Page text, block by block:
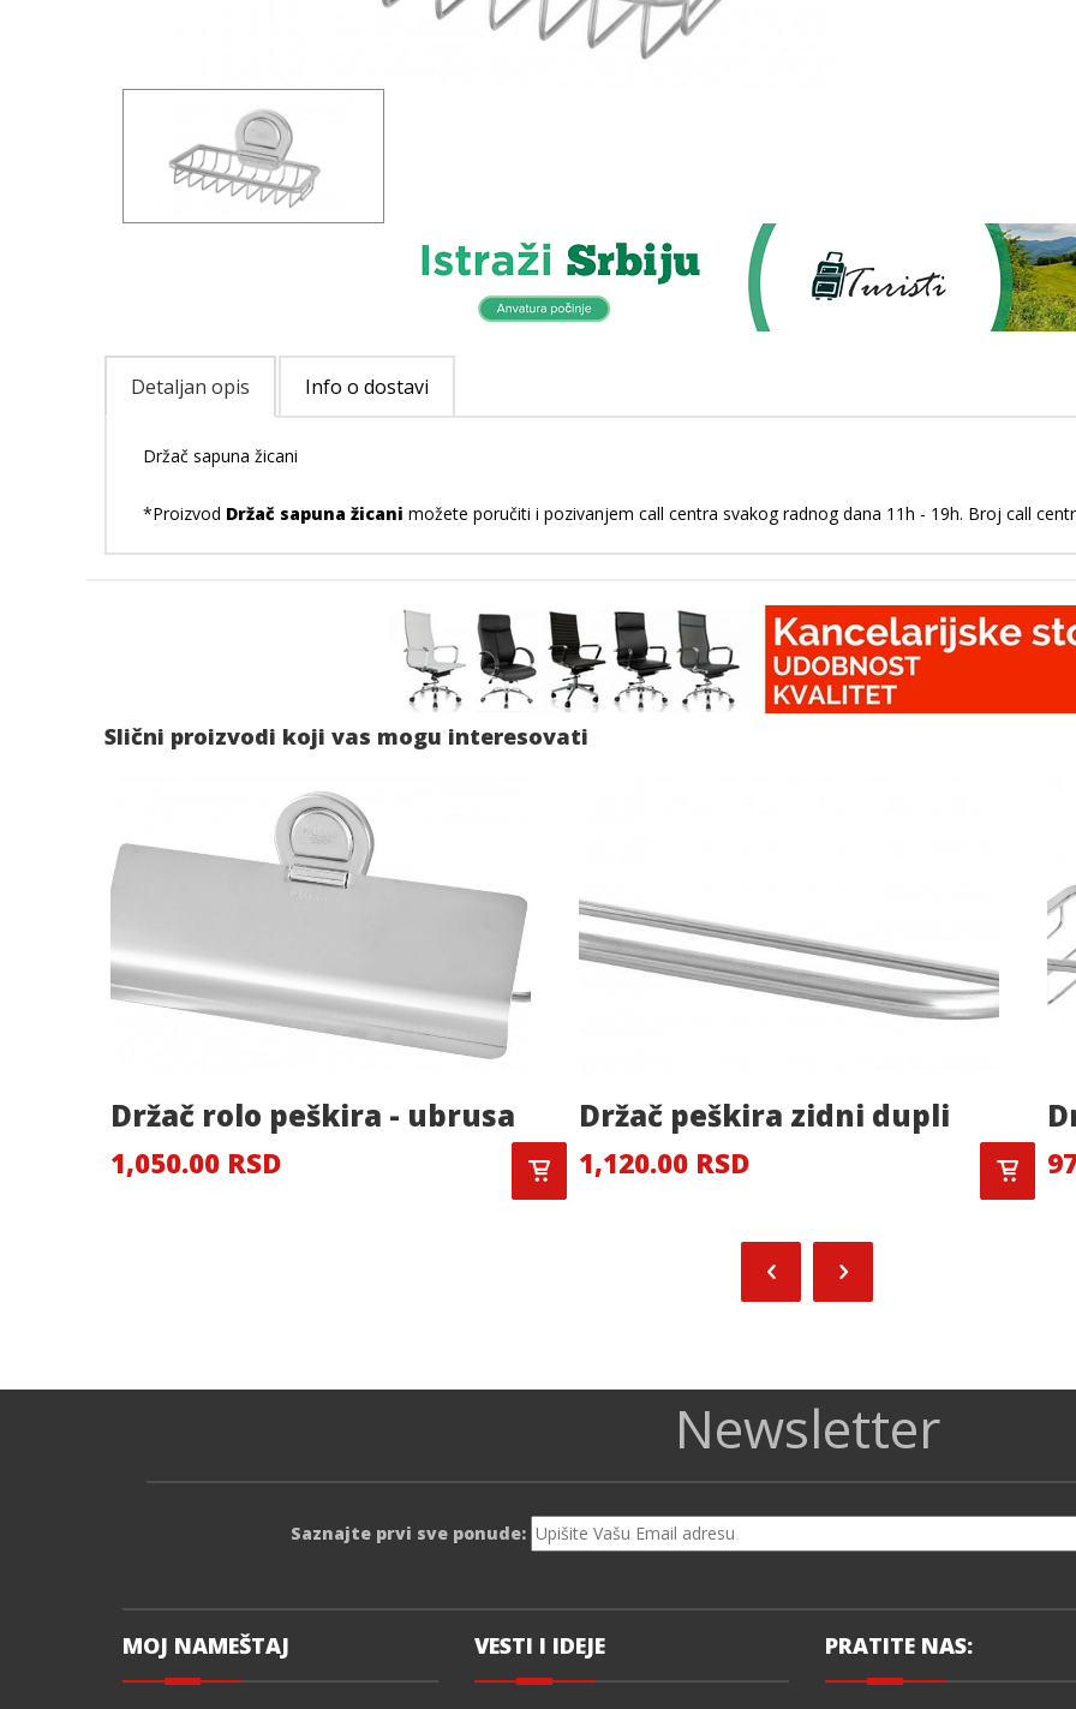
Detaljan opis Info o dostavi
Držač sapuna žicani
*Proizvod Držač sapuna žicani možete poručiti i pozivanjem call centra svakog radnog dana 11h - 19h. Broj call
Slični proizvodi koji vas mogu interesovati
Držač rolo peškira - ubrusa
1,050.00 RSD
Držač peškira zidni dupli
1,120.00 RSD
Newsletter
Saznajte prvi sve ponude:
MOJ NAMEŠTAJ VESTI I IDEJE PRATITE NAS: